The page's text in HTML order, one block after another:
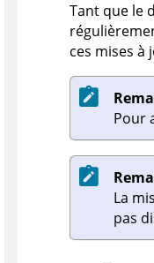
Tant que le
ces mises
Pour
La
pas